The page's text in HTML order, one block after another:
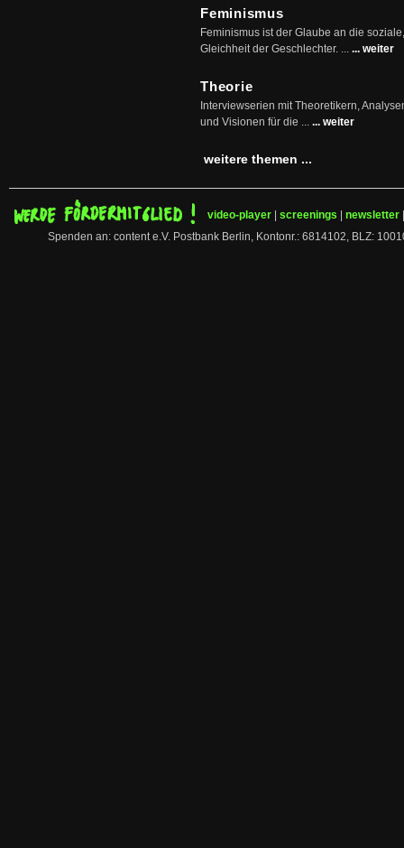
Feminismus
Feminismus ist der Glaube an die
Gleichheit der Geschlechter. ... ... weiter
Theorie
Interviewserien mit Theoretikern,
und Visionen für die ... ... weiter
weitere themen ...
video-player screenings newsletter
Spenden an: content e.V. Postbank Berlin, Kontonr.: 6814102, BLZ: